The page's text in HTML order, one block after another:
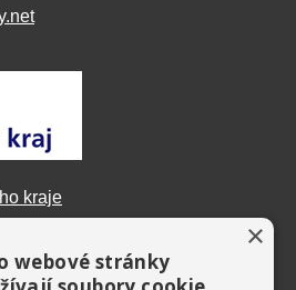
kraje
×
webové stránky